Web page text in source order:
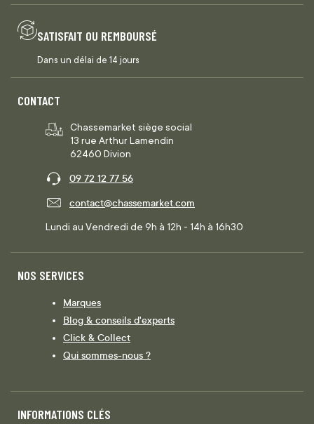
SATISFAIT OU REMBOURSÉ
Dans un délai de 14 jours
CONTACT
Chassemarket siège social
13 rue Arthur Lamendin
62460 Divion
09 72 12 77 56
contact@chassemarket.com
Lundi au Vendredi de 9h à 12h - 14h à 16h30
NOS SERVICES
Marques
Blog & conseils d'experts
Click & Collect
Qui sommes-nous ?
INFORMATIONS CLÉS